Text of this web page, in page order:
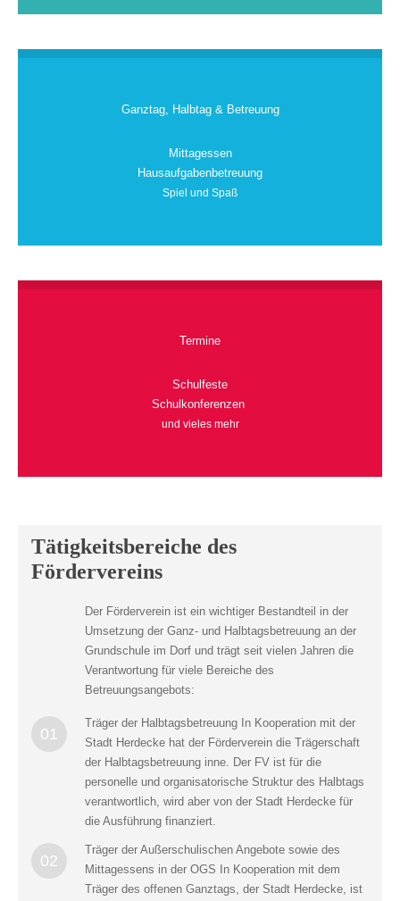
Ganztag, Halbtag & Betreuung
Mittagessen
Hausaufgabenbetreuung
Spiel und Spaß
Termine
Schulfeste
Schulkonferenzen
und vieles mehr
Tätigkeitsbereiche des
Fördervereins
Der Förderverein ist ein wichtiger Bestandteil in der
Umsetzung der Ganz- und Halbtagsbetreuung an der
Grundschule im Dorf und trägt seit vielen Jahren die
Verantwortung für viele Bereiche des
Betreuungsangebots:
01
Träger der Halbtagsbetreuung In Kooperation mit der
Stadt Herdecke hat der Förderverein die Trägerschaft
der Halbtagsbetreuung inne. Der FV ist für die
personelle und organisatorische Struktur des Halbtags
verantwortlich, wird aber von der Stadt Herdecke für
die Ausführung finanziert.
02
Träger der Außerschulischen Angebote sowie des
Mittagessens in der OGS In Kooperation mit dem
Träger des offenen Ganztags, der Stadt Herdecke, ist